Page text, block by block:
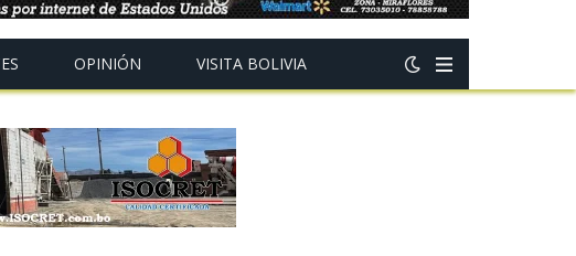
OPINIÓN VISITA BOLIVIA